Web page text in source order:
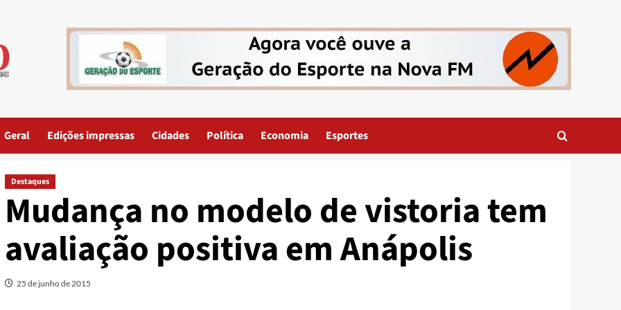
Geral Edições impressas Cidades Política Economia Esportes
Destaques
Mudança no modelo de vistoria tem
avaliação positiva em Anápolis
25 de junho de 2015